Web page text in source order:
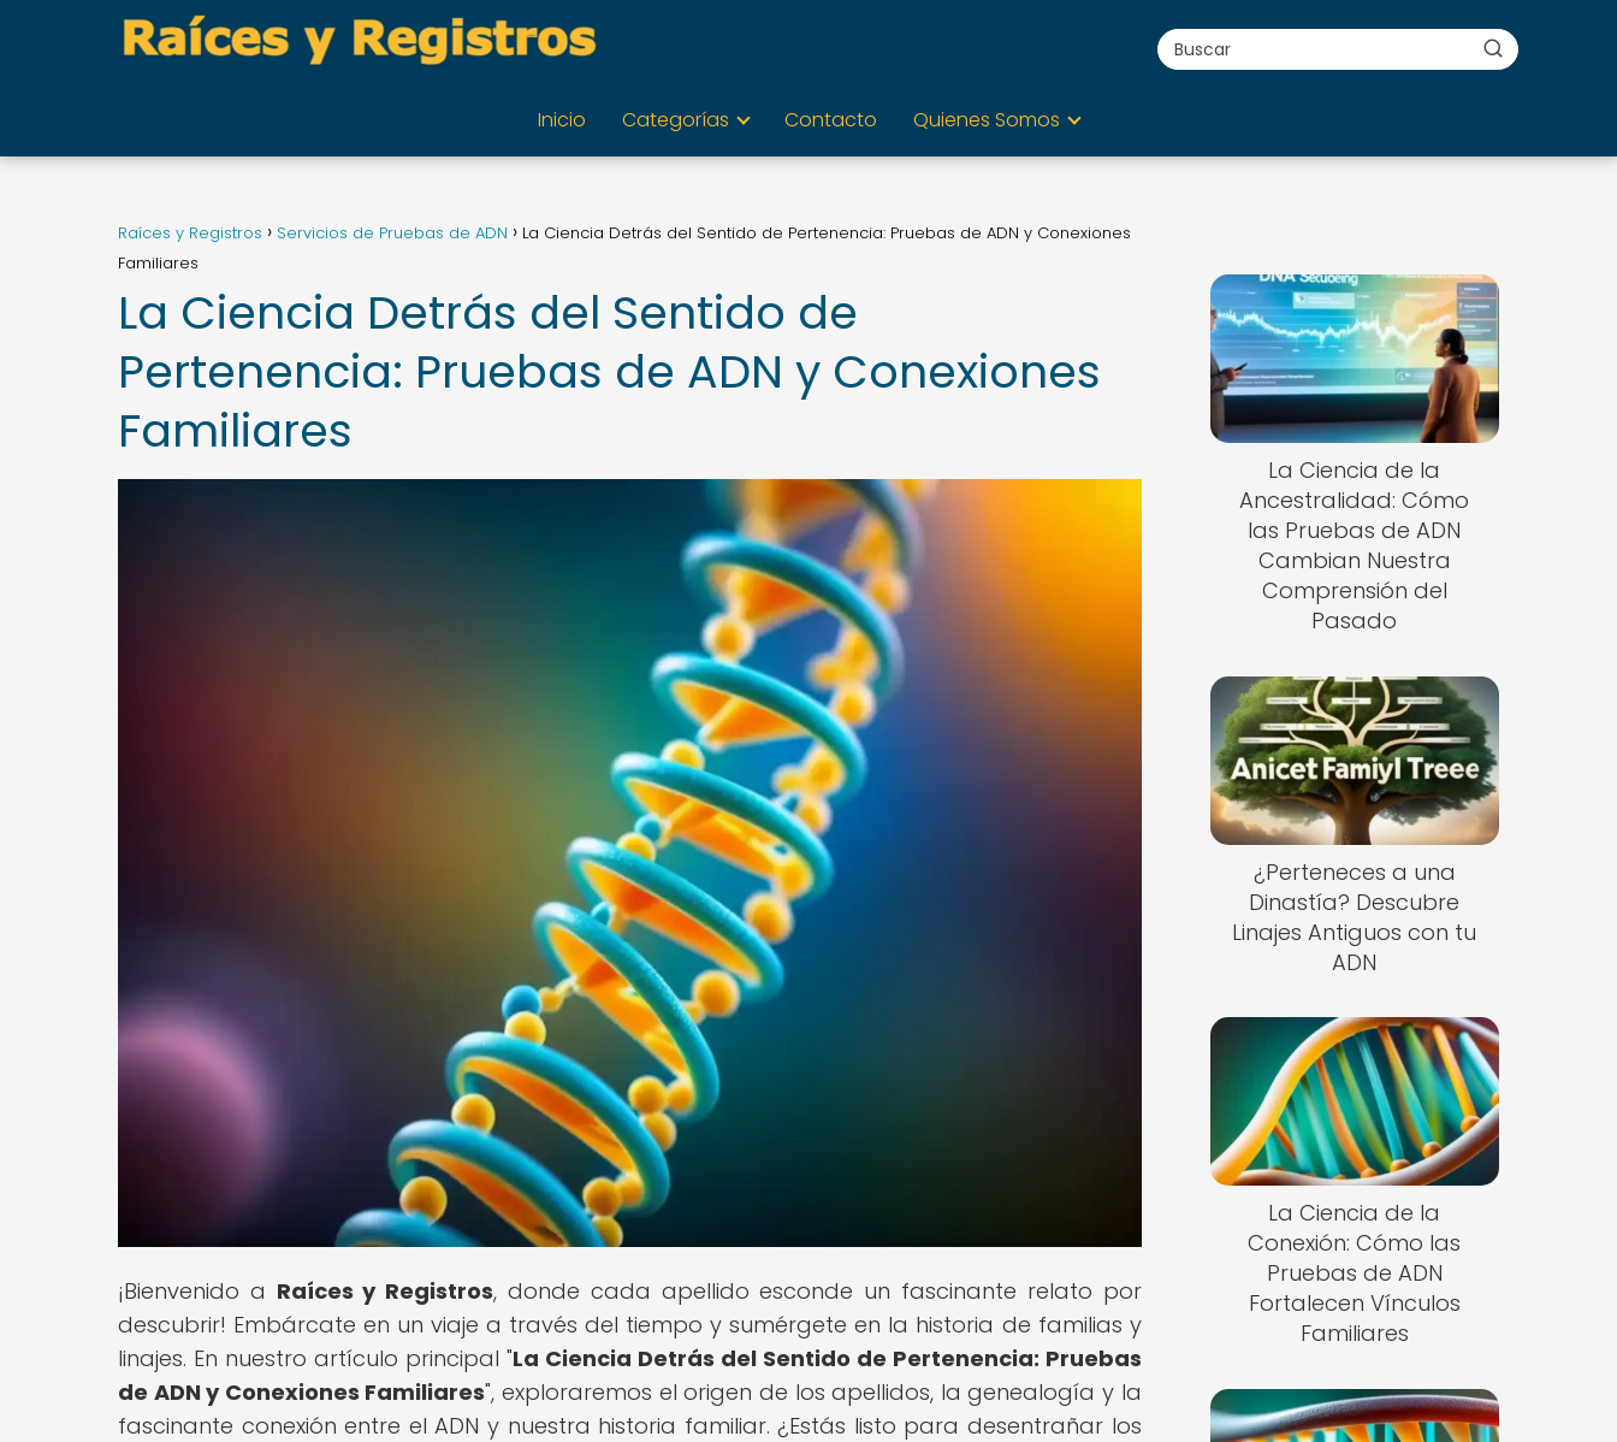
Inicio Categorías Contacto Quienes Somos
Raíces y Registros Servicios de Pruebas de ADN
La Ciencia Detrás del Sentido de Pertenencia: Pruebas de ADN y Conexiones
Familiares
La Ciencia Detrás del Sentido de
Pertenencia: Pruebas de ADN y Conexiones
Familiares
¡Bienvenido a Raíces y Registros, donde cada apellido esconde un fascinante relato por
descubrir! Embárcate en un viaje a través del tiempo y sumérgete en la historia de familias y
linajes. En nuestro artículo principal "La Ciencia Detrás del Sentido de Pertenencia: Pruebas
de ADN y Conexiones Familiares", exploraremos el origen de los apellidos, la genealogía y la
fascinante conexión entre el ADN y nuestra historia familiar. ¿Estás listo para desentrañar los
La Ciencia de la
Ancestralidad: Cómo
las Pruebas de ADN
Cambian Nuestra
Comprensión del
Pasado
¿Perteneces a una
Dinastía? Descubre
Linajes Antiguos con tu
ADN
La Ciencia de la
Conexión: Cómo las
Pruebas de ADN
Fortalecen Vínculos
Familiares